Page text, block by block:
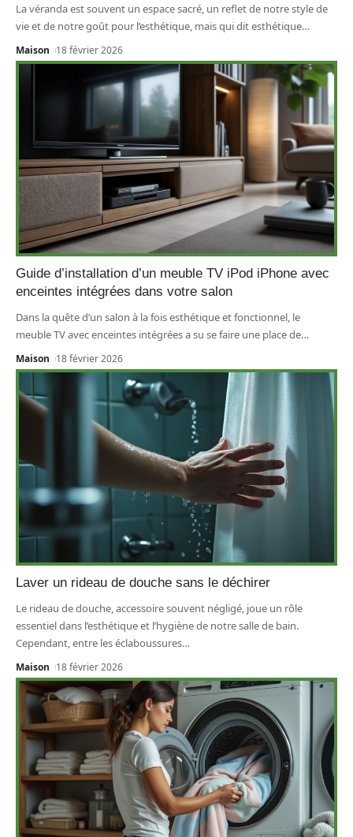
La véranda est souvent un espace sacré, un reflet de notre style de
vie et de notre goût pour l’esthétique, mais qui dit esthétique…
Maison 18 février 2026
Guide d’installation d’un meuble TV iPod iPhone avec
enceintes intégrées dans votre salon
Dans la quête d’un salon à la fois esthétique et fonctionnel, le
meuble TV avec enceintes intégrées a su se faire une place de…
Maison 18 février 2026
Laver un rideau de douche sans le déchirer
Le rideau de douche, accessoire souvent négligé, joue un rôle
essentiel dans l’esthétique et l’hygiène de notre salle de bain.
Cependant, entre les éclaboussures…
Maison 18 février 2026